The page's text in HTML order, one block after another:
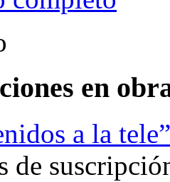
en
a la tele”
de